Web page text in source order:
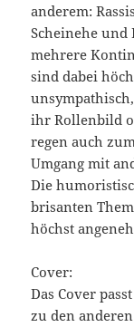
anderem:
Scheinehe
mehrere
sind dabei
ihr Rollenbild
regen auch
Umgang mit
Die
brisanten
höchst
Cover:
Das Cover
zu den